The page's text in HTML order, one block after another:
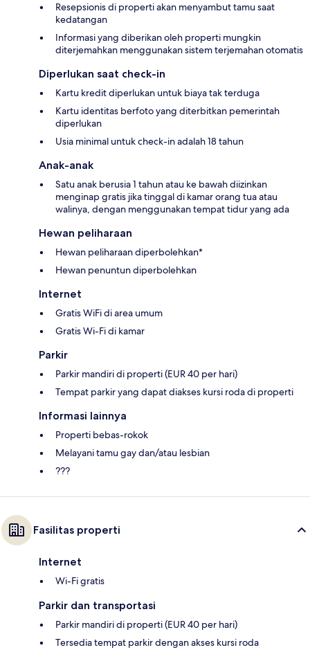
Resepsionis di properti akan menyambut tamu saat
kedatangan
Informasi yang diberikan oleh properti mungkin
diterjemahkan menggunakan sistem terjemahan otomatis
Diperlukan saat check-in
Kartu kredit diperlukan untuk biaya tak terduga
Kartu identitas berfoto yang diterbitkan pemerintah
diperlukan
Usia minimal untuk check-in adalah 18 tahun
Anak-anak
Satu anak berusia 1 tahun atau ke bawah diizinkan
menginap gratis jika tinggal di kamar orang tua atau
walinya, dengan menggunakan tempat tidur yang ada
Hewan peliharaan
Hewan peliharaan diperbolehkan*
Hewan penuntun diperbolehkan
Internet
Gratis WiFi di area umum
Gratis Wi-Fi di kamar
Parkir
Parkir mandiri di properti (EUR 40 per hari)
Tempat parkir yang dapat diakses kursi roda di properti
Informasi lainnya
Properti bebas-rokok
Melayani tamu gay dan/atau lesbian
???
Fasilitas properti
Internet
Wi-Fi gratis
Parkir dan transportasi
Parkir mandiri di properti (EUR 40 per hari)
Tersedia tempat parkir dengan akses kursi roda